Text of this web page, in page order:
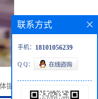
提取试剂盒 索莱宝
联系方式
手机： 18101056239
Q Q：